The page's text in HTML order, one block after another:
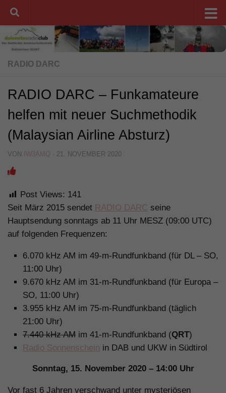
Unter dem Inhalt
RADIO DARC
RADIO DARC – Funkamateure
helfen mit neuer Suchmethodik
(Malaysian Airline Absturz)
VON IW3AMQ · 21. NOVEMBER 2020
Post Views: 141
Seit März 2015 sendet RADIO DARC seine
Hauptsendung sonntags ab 11 Uhr MESZ (09:00 UTC)
auf folgenden Frequenzen:
6.070 kHz AM im 49-m-Rundfunkband (für DL – SO,
11:00 Uhr)
9.670 kHz AM im 31-m-Rundfunkband (für Europa –
SO, 11:00 Uhr)
3.955 kHz AM im 75-m-Rundfunkband (täglich
21:00 Uhr)
7.440 kHz AM im 41-m-Rundfunkband (QRT)
Radio Sonnenschein in DAB und UKW in Südtirol
Sonntag, 15. November 2020 – 14:00 Uhr
Vor fast 6 Jahren verschwand unter mysteriösen